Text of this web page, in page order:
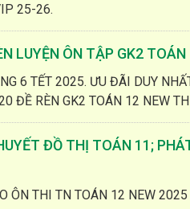
25-26.
LUYỆN ÔN TẬP GK2
6 TẾT 2025. ƯU ĐÃI DUY
ĐỀ RÈN GK2 TOÁN 12 NEW
ĐỒ THỊ TOÁN 11;
ÔN THI TN TOÁN 12 NEW